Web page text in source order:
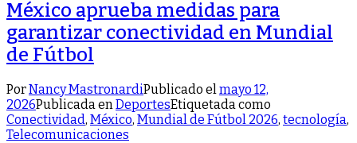
México aprueba medidas para
garantizar conectividad en Mundial
de Fútbol
PorNancy MastronardiPublicado elmayo 12,
2026Publicada enDeportesEtiquetada como
Conectividad, México, Mundial de Fútbol 2026, tecnología,
Telecomunicaciones